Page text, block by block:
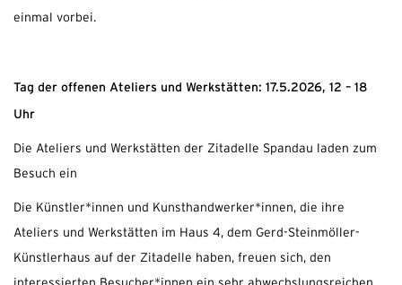
einmal vorbei.
Tag der offenen Ateliers und Werkstätten: 17.5.2026, 12 – 18
Uhr
Die Ateliers und Werkstätten der Zitadelle Spandau laden zum
Besuch ein
Die Künstler*innen und Kunsthandwerker*innen, die ihre
Ateliers und Werkstätten im Haus 4, dem Gerd-Steinmöller-
Künstlerhaus auf der Zitadelle haben, freuen sich, den